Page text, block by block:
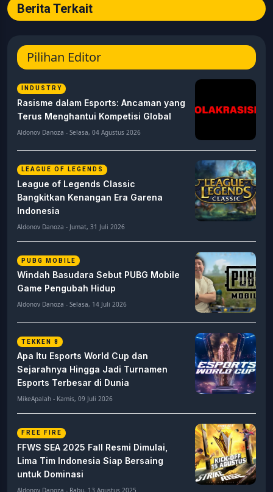
Berita Terkait
Pilihan Editor
INDUSTRY
Rasisme dalam Esports: Ancaman yang
Terus Menghantui Kompetisi Global
Aldonov Danoza - Selasa, 04 Agustus 2026
LEAGUE OF LEGENDS
League of Legends Classic
Bangkitkan Kenangan Era Garena
Indonesia
Aldonov Danoza - Jumat, 31 Juli 2026
PUBG MOBILE
Windah Basudara Sebut PUBG Mobile
Game Pengubah Hidup
Aldonov Danoza - Selasa, 14 Juli 2026
TEKKEN 8
Apa Itu Esports World Cup dan
Sejarahnya Hingga Jadi Turnamen
Esports Terbesar di Dunia
MikeApalah - Kamis, 09 Juli 2026
FREE FIRE
FFWS SEA 2025 Fall Resmi Dimulai,
Lima Tim Indonesia Siap Bersaing
untuk Dominasi
Aldonov Danoza - Rabu, 13 Agustus 2025